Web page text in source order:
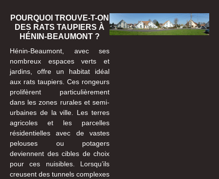
POURQUOI TROUVE-T-ON
DES RATS TAUPIERS À
HÉNIN-BEAUMONT ?
Hénin-Beaumont, avec ses
nombreux espaces verts et
jardins, offre un habitat idéal
aux rats taupiers. Ces rongeurs
prolifèrent particulièrement
dans les zones rurales et semi-
urbaines de la ville. Les terres
agricoles et les parcelles
résidentielles avec de vastes
pelouses ou potagers
deviennent des cibles de choix
pour ces nuisibles. Lorsqu’ils
creusent des tunnels complexes